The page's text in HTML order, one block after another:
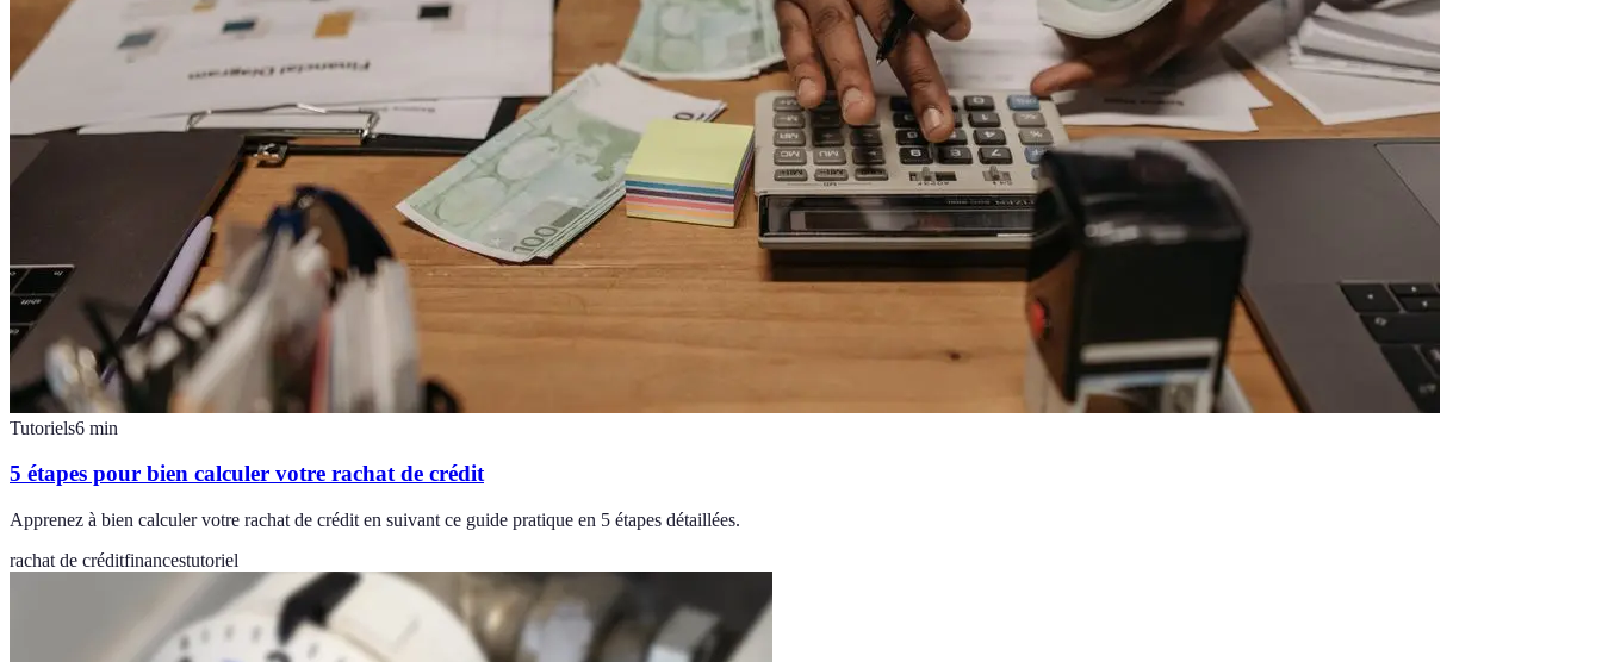
Tutoriels6 min
5 étapes pour bien calculer votre rachat de crédit
Apprenez à bien calculer votre rachat de crédit en suivant ce guide pratique en 5 étapes détaillées.
rachat de créditfinancestutoriel